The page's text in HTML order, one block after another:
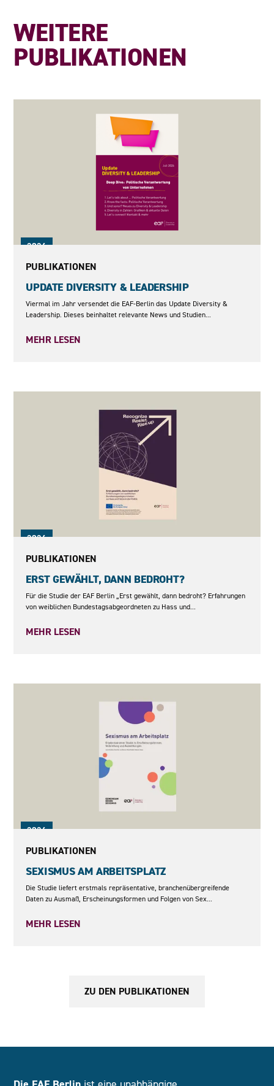
WEITERE
PUBLIKATIONEN
2026
PUBLIKATIONEN
UPDATE DIVERSITY & LEADERSHIP
Viermal im Jahr versendet die EAF-Berlin das Update Diversity &
Leadership. Dieses beinhaltet relevante News und Studien...
MEHR LESEN
2026
PUBLIKATIONEN
ERST GEWÄHLT, DANN BEDROHT?
Für die Studie der EAF Berlin „Erst gewählt, dann bedroht? Erfahrungen
von weiblichen Bundestagsabgeordneten zu Hass und...
MEHR LESEN
2026
PUBLIKATIONEN
SEXISMUS AM ARBEITSPLATZ
Die Studie liefert erstmals repräsentative, branchenübergreifende
Daten zu Ausmaß, Erscheinungsformen und Folgen von Sex...
MEHR LESEN
ZU DEN PUBLIKATIONEN